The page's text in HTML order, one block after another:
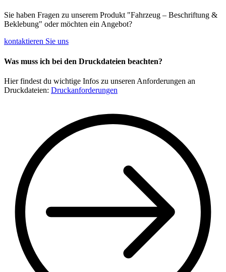
Sie haben Fragen zu unserem Produkt "Fahrzeug – Beschriftung &
Beklebung" oder möchten ein Angebot?
kontaktieren Sie uns
Was muss ich bei den Druckdateien beachten?
Hier findest du wichtige Infos zu unseren Anforderungen an
Druckdateien: Druckanforderungen